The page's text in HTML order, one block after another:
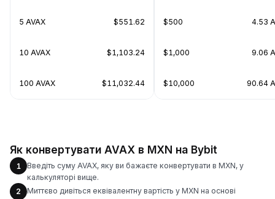
5 AVAX $551.62
10 AVAX $1,103.24
100 AVAX $11,032.44
$500 4.53
$1,000 9.06
$10,000 90.64
Як конвертувати AVAX в MXN на Bybit
1
Введіть суму AVAX, яку ви бажаєте конвертувати в MXN, у
калькуляторі вище.
2
Миттєво дивіться еквівалентну вартість у MXN на основі